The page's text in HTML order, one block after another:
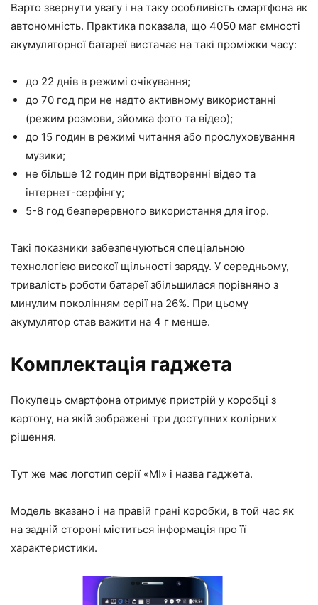
Варто звернути увагу і на таку особливість смартфона як
автономність. Практика показала, що 4050 маг ємності
акумуляторної батареї вистачає на такі проміжки часу:
до 22 днів в режимі очікування;
до 70 год при не надто активному використанні
(режим розмови, зйомка фото та відео);
до 15 годин в режимі читання або прослуховування
музики;
не більше 12 годин при відтворенні відео та
інтернет-серфінгу;
5-8 год безперервного використання для ігор.
Такі показники забезпечуються спеціальною
технологією високої щільності заряду. У середньому,
тривалість роботи батареї збільшилася порівняно з
минулим поколінням серії на 26%. При цьому
акумулятор став важити на 4 г менше.
Комплектація гаджета
Покупець смартфона отримує пристрій у коробці з
картону, на якій зображені три доступних колірних
рішення.
Тут же має логотип серії «MI» і назва гаджета.
Модель вказано і на правій грані коробки, в той час як
на задній стороні міститься інформація про її
характеристики.